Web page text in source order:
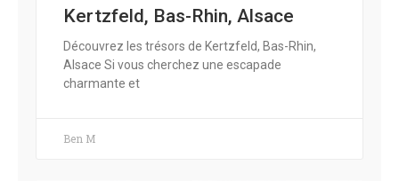
Kertzfeld, Bas-Rhin, Alsace
Découvrez les trésors de Kertzfeld, Bas-Rhin,
Alsace Si vous cherchez une escapade
charmante et
Ben M